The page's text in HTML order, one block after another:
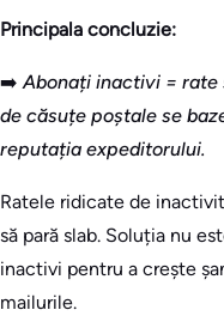
Principala concluzie:
➡️Abonați inactivi = rate
de căsuțe poștale se
reputația expeditorului.
Ratele ridicate de
să pară slab. Soluția nu
inactivi pentru a crește
mailurile.